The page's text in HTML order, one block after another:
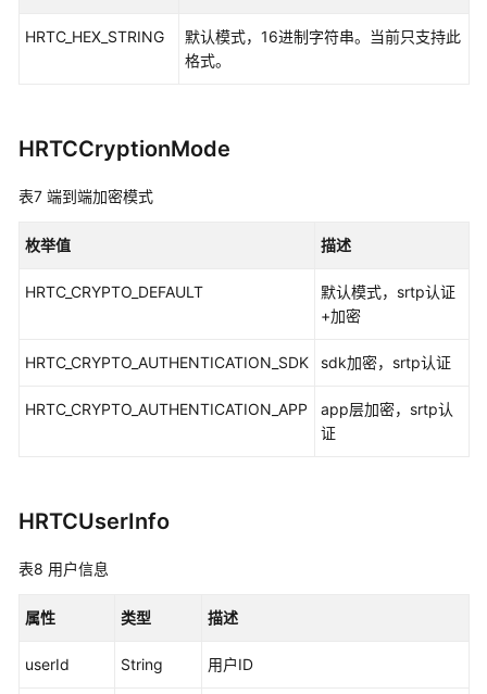
HRTC_HEX_STRING
默认模式，16进制字符串。当前只支持此
格式。
HRTCCryptionMode
表7 端到端加密模式
枚举值 描述
HRTC_CRYPTO_DEFAULT
默认模式，srtp认证
+加密
HRTC_CRYPTO_AUTHENTICATION_SDK sdk加密，srtp认证
HRTC_CRYPTO_AUTHENTICATION_APP
app层加密，srtp认
证
HRTCUserInfo
表8 用户信息
属性 类型 描述
userId String 用户ID